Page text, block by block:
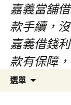
嘉義當舖
款手續，
嘉義借錢
款有保障
選單